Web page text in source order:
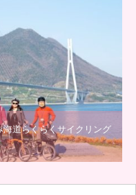
道らくらくサイクリング